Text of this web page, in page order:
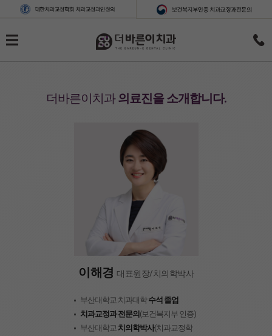
더바른이치과의료진을 소개합니다.
이해경 대표원장/치의학박사
부산대학교 치과대학 수석 졸업
치과교정과 전문의(보건복지부 인증)
부산대학교 치의학박사(치과교정학